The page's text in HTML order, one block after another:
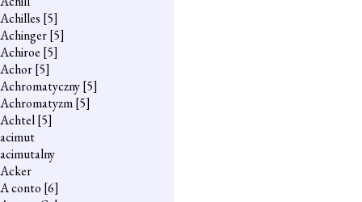
Achilles [5]
Achinger[5]
Achiroe [5]
Achor[5]
Achromatyczny[5]
Achromatyzm[5]
Achtel[5]
acimut
acimutalny
Acker
A conto [6]